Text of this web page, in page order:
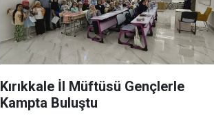
Kırıkkale İl Müftüsü Gençlerle
Kampta Buluştu